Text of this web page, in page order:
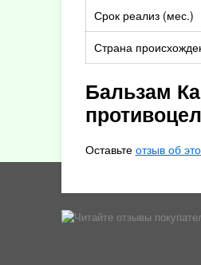
Срок реализ (мес.)
Страна
Бальзам
Оставьте отзыв об